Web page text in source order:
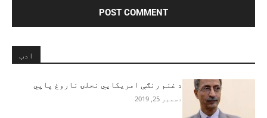
ادب
د غنم رنګې امریکايي نجلۍ ناروغ پاپي
دسمبر 25, 2019